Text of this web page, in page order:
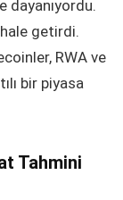
dayanıyordu.
getirdi.
RWA ve
bir piyasa
Tahmini